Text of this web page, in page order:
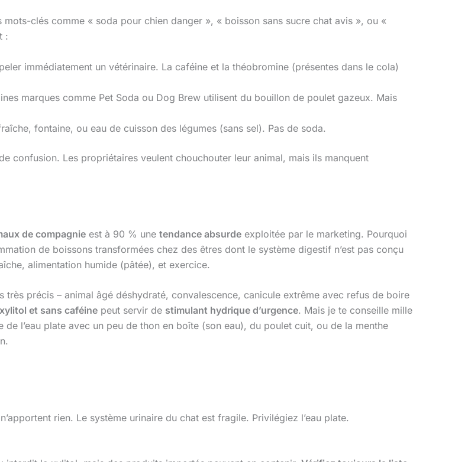
mots-clés comme « soda pour chien danger », « boisson sans sucre chat avis », ou «
:
immédiatement un vétérinaire. La caféine et la théobromine (présentes dans le cola)
marques comme Pet Soda ou Dog Brew utilisent du bouillon de poulet gazeux. Mais
fontaine, ou eau de cuisson des légumes (sans sel). Pas de soda.
confusion. Les propriétaires veulent chouchouter leur animal, mais ils manquent
de compagnie est à 90 % une tendance absurde exploitée par le marketing. Pourquoi
de boissons transformées chez des êtres dont le système digestif n’est pas conçu
alimentation humide (pâtée), et exercice.
très précis – animal âgé déshydraté, convalescence, canicule extrême avec refus de boire
et sans caféine peut servir de stimulant hydrique d’urgence. Mais je te conseille mille
de l’eau plate avec un peu de thon en boîte (son eau), du poulet cuit, ou de la menthe
rien. Le système urinaire du chat est fragile. Privilégiez l’eau plate.